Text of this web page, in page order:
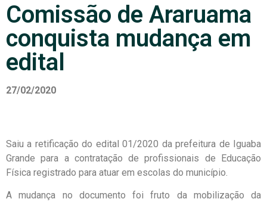
Comissão de Araruama
conquista mudança em
edital
27/02/2020
Saiu a retificação do edital 01/2020 da prefeitura de Iguaba
Grande para a contratação de profissionais de Educação
Física registrado para atuar em escolas do município.
A mudança no documento foi fruto da mobilização da